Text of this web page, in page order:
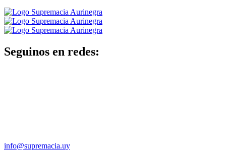
Seguinos en redes:
info@supremacia.uy